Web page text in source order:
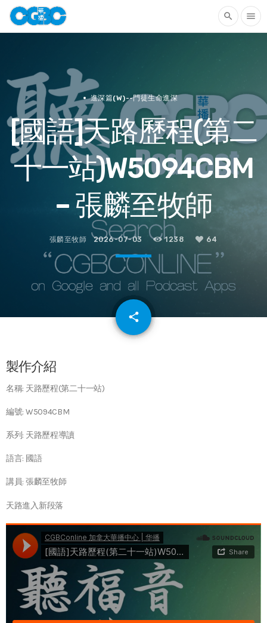
search menu
進深篇(W)--門徒生命進深
[國語]天路歷程(第二
十一站)W5094CBM
– 張麟至牧師
張麟至牧師 2026-07-03 1238 64
share
email
製作介紹
名稱: 天路歷程(第二十一站)
編號: W5094CBM
系列: 天路歷程導讀
語言: 國語
講員: 張麟至牧師
天路進入新段落